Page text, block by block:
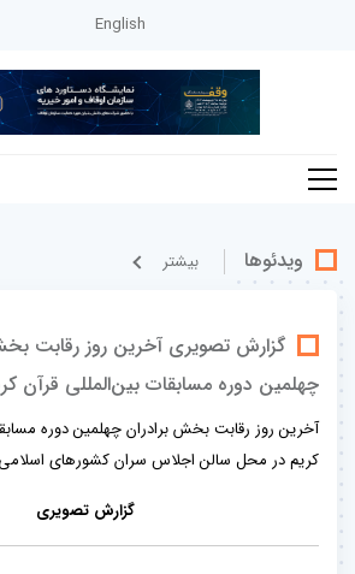
English
ویدئوها بيشتر
گزارش تصویری آخرین روز رقابت
چهلمین دوره مسابقات بین‌المللی
آخرین روز رقابت بخش برادران چهلمین دوره
کریم در محل سالن اجلاس سران کشورهای اسلامی
گزارش تصویری